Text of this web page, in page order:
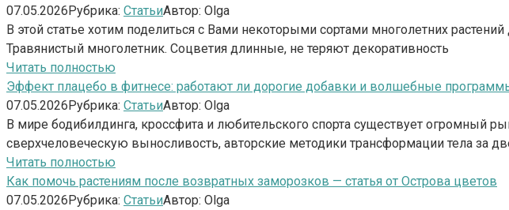
07.05.2026Рубрика: СтатьиАвтор: Olga
В этой статье хотим поделиться с Вами некоторыми сортами многолетних
Травянистый многолетник. Соцветия длинные, не теряют декоративность
Читать полностью
Эффект плацебо в фитнесе: работают ли дорогие добавки и волшебные
07.05.2026Рубрика: СтатьиАвтор: Olga
В мире бодибилдинга, кроссфита и любительского спорта существует
сверхчеловеческую выносливость, авторские методики трансформации тела за
Читать полностью
Как помочь растениям после возвратных заморозков — статья от Острова цветов
07.05.2026Рубрика: СтатьиАвтор: Olga